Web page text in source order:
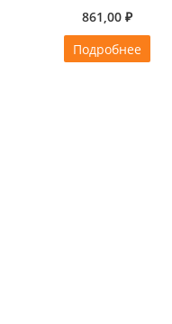
861,00 ₽
Подробнее